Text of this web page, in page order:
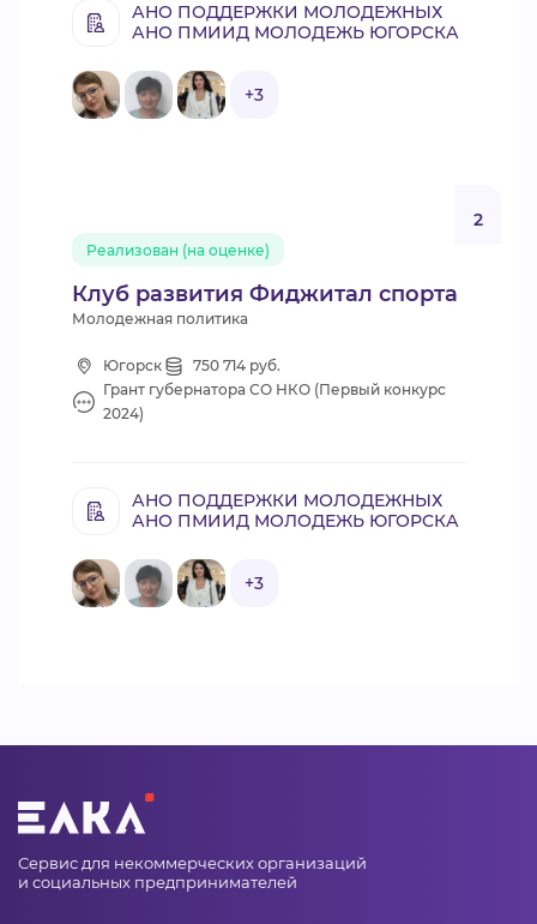
АНО ПОДДЕРЖКИ МОЛОДЕЖНЫХ
АНО ПМИИД МОЛОДЕЖЬ ЮГОРСКА
+3
Клуб развития Фиджитал спорта
Реализован (на оценке)
2
Молодежная политика
Югорск
750 714 руб.
Грант губернатора СО НКО (Первый конкурс
2024)
АНО ПОДДЕРЖКИ МОЛОДЕЖНЫХ
АНО ПМИИД МОЛОДЕЖЬ ЮГОРСКА
+3
Сервис для некоммерческих организаций
и социальных предпринимателей